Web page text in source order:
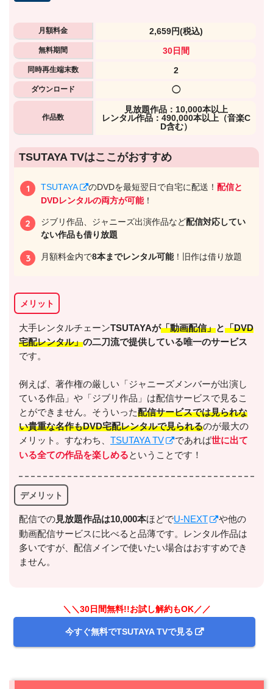
出典: U-NEXTヘルプセンター
＼＼31日間無料!!お試し解約もOK／／
今すぐ無料でU-NEXTで見る
出典:U-NEXTヘルプセンター
月額料金 2,659円(税込)
無料期間 30日間
同時再生端末数 2
ダウンロード ◯
作品数
⾒放題作品：10,000本以上
レンタル作品：490,000本以上（音楽C
D含む）
TSUTAYA TVはここがおすすめ
TSUTAYA のDVDを最短翌日で自宅に配送！配信と
DVDレンタルの両方が可能！
ジブリ作品、ジャニーズ出演作品など配信対応してい
ない作品も借り放題
月額料金内で8本までレンタル可能！旧作は借り放題
メリット
大手レンタルチェーンTSUTAYAが「動画配信」と「DVD
宅配レンタル」の二刀流で提供している唯一のサービス
です。
例えば、著作権の厳しい「ジャニーズメンバーが出演し
ている作品」や「ジブリ作品」は配信サービスで見るこ
とができません。そういった配信サービスでは見られな
い貴重な名作もDVD宅配レンタルで見られるのが最大の
メリット。すなわち、 TSUTAYA TV であれば世に出て
いる全ての作品を楽しめるということです！
デメリット
配信での⾒放題作品は10,000本ほどでU-NEXT
や他の
動画配信サービスに比べると品薄です。レンタル作品は
多いですが、配信メインで使いたい場合はおすすめでき
ません。
＼＼30日間無料!!お試し解約もOK／／
今すぐ無料でTSUTAYA TVで見る